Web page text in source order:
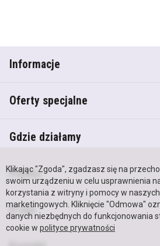
Informacje
Oferty specjalne
Gdzie działamy
Pomoc
O nas
Klikając "Zgoda", zgadzasz się na
swoim urządzeniu w celu usprawnienia
korzystania z witryny i pomocy w
marketingowych. Kliknięcie "Odmowa"
danych niezbędnych do funkcjonowania
cookie w polityce prywatności